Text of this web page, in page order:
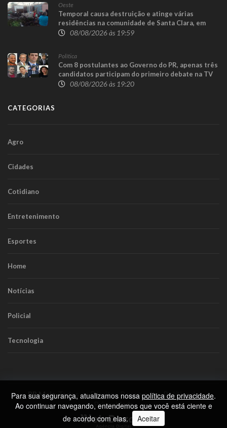
Oeste
Temporal causa destruição e atinge várias
residências na comunidade de Santa Clara, em
Candói08/08/2026 às 19:59
Política
Com 8 postulantes ao Governo do PR, apenas três
candidatos participam do primeiro debate na TV
08/08/2026 às 19:20
CATEGORIAS
Agro
Cidades
Cotidiano
Entretenimento
Esportes
Home
Notícias
Policial
Tecnologia
RR Mais. Todos os Direitos Reservados.Política de
Privacidade
Para sua segurança, atualizamos nossa política de privacidade.
Ao continuar navegando, entendemos que você está ciente e
de acordo com elas. Aceitar